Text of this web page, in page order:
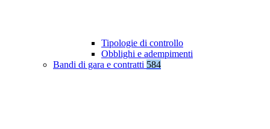
Tipologie di controllo
Obblighi e adempimenti
Bandi di gara e contratti 584